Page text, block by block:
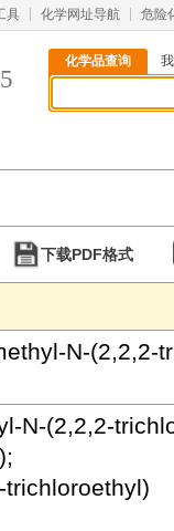
具 化学网址导航 危险
化学品查询
下载PDF格式
N-(2,2,2-
N-(2,2,2-